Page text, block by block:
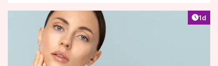
1d